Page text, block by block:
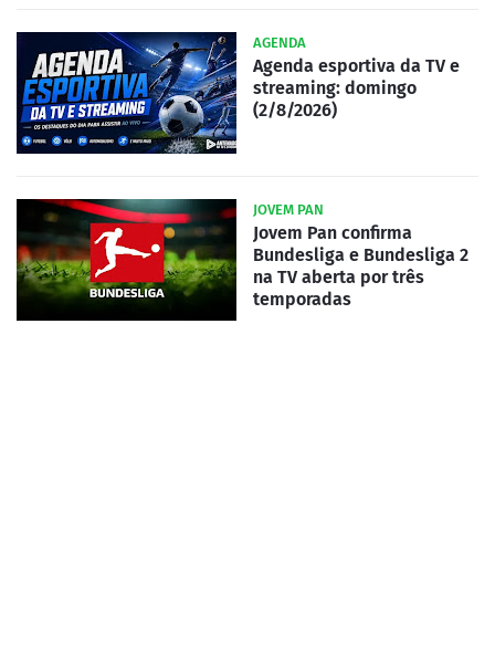
AGENDA
Agenda esportiva da TV e
streaming: domingo
(2/8/2026)
JOVEM PAN
Jovem Pan confirma
Bundesliga e Bundesliga 2
na TV aberta por três
temporadas